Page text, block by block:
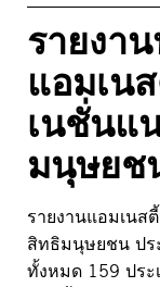
รายงาน
แอมเน
เนชั่นแ
มนุษยช
รายงานแอมเนส
สิทธิมนุษยชน ปร
ทั้งหมด 159 ประ